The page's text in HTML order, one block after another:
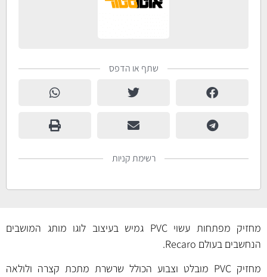
שתף או הדפס
רשימת קניות
מחזיק מפתחות עשוי PVC גמיש בעיצוב לוגו מותג המושבים
הנחשבים בעולם Recaro.
מחזיק PVC מובלט וצבוע הכולל שרשרת מתכת קצרה ולולאה